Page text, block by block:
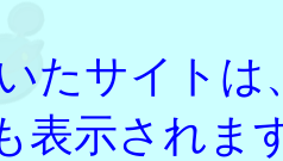
たサイトは
表示されま